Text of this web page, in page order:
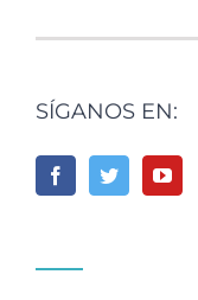
SÍGANOS EN: